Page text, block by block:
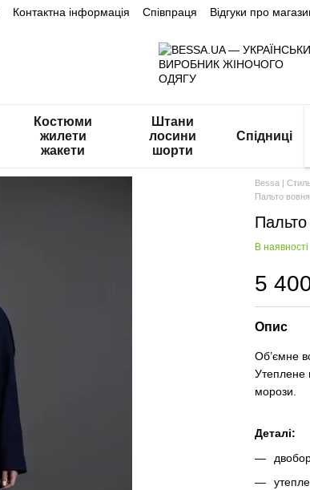
Контактна інформація Співпраця Відгуки про
Костюми
жилети
жакети
Штани
лосини
шорти
Спідниці
Bessa |
Пальто
В наявності
5
Опис
Об’ємне
Утеплене
морози.
Деталі: